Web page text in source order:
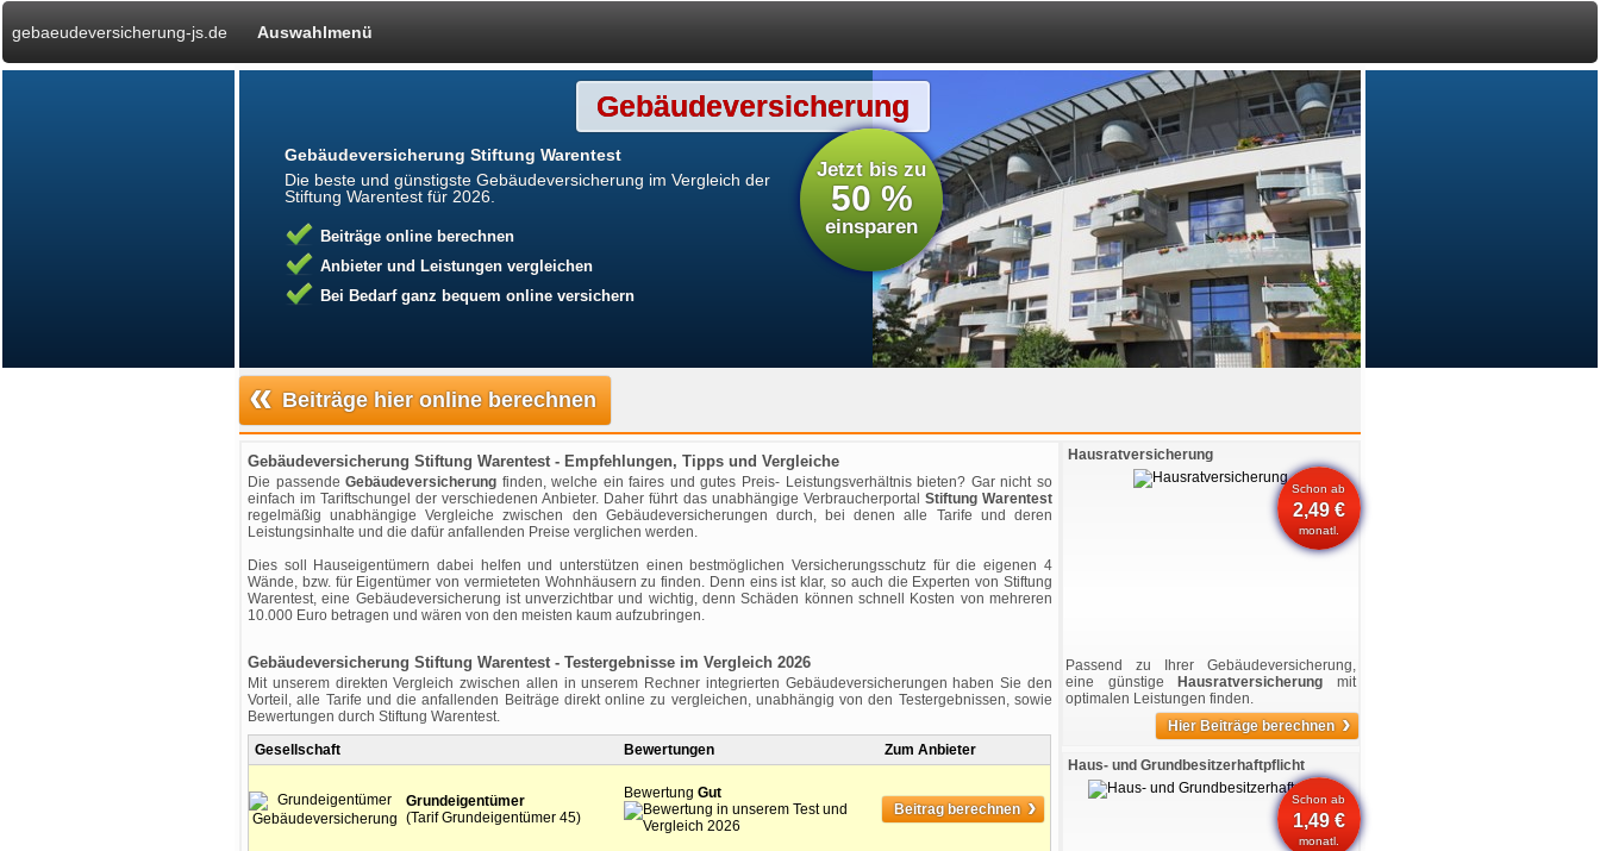
gebaeudeversicherung-js.de Auswahlmenü
Gebäudeversicherung Stiftung Warentest
Die beste und günstigste Gebäudeversicherung im Vergleich der
Stiftung Warentest für 2026.
Beiträge online berechnen
Anbieter und Leistungen vergleichen
Bei Bedarf ganz bequem online versichern
Jetzt bis zu
50 %
einsparen
Gebäudeversicherung
« Beiträge hier online berechnen
Gebäudeversicherung Stiftung Warentest - Empfehlungen, Tipps und Vergleiche
Die passendeGebäudeversicherung finden, welche ein faires und gutes Preis- Leistungsverhältnis bieten? Gar nicht so
einfach im Tariftschungel der verschiedenen Anbieter. Daher führt das unabhängige Verbraucherportal Stiftung Warentest
regelmäßig unabhängige Vergleiche zwischen den Gebäudeversicherungen durch, bei denen alle Tarife und deren
Leistungsinhalte und die dafür anfallenden Preise verglichen werden.
Dies soll Hauseigentümern dabei helfen und unterstützen einen bestmöglichen Versicherungsschutz für die eigenen 4
Wände, bzw. für Eigentümer von vermieteten Wohnhäusern zu finden. Denn eins ist klar, so auch die Experten von Stiftung
Warentest, eine Gebäudeversicherung ist unverzichtbar und wichtig, denn Schäden können schnell Kosten von mehreren
10.000 Euro betragen und wären von den meisten kaum aufzubringen.
Gebäudeversicherung Stiftung Warentest - Testergebnisse im Vergleich 2026
Mit unserem direkten Vergleich zwischen allen in unserem Rechner integrierten Gebäudeversicherungen haben Sie den
Vorteil, alle Tarife und die anfallenden Beiträge direkt online zu vergleichen, unabhängig von den Testergebnissen, sowie
Bewertungen durch Stiftung Warentest.
Gesellschaft
Bewertungen Zum Anbieter
Grundeigentümer
(Tarif Grundeigentümer 45)
BewertungGut
Beitrag berechnen ›
Hausratversicherung
Schon ab
2,49 €
monatl.
Passend zu Ihrer Gebäudeversicherung,
eine günstige
Hausratversicherung mit
optimalen Leistungen finden.
Hier Beiträge berechnen ›
Haus- und Grundbesitzerhaftpflicht
Schon ab
1,49 €
monatl.